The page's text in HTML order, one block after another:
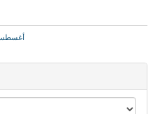
أغسطس